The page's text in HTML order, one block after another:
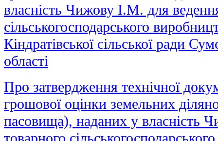
власність Чижову І.М. для
сільськогосподарського
Кіндратівської сільської ради
області
Про затвердження технічної
грошової оцінки земельних
пасовища), наданих у власність